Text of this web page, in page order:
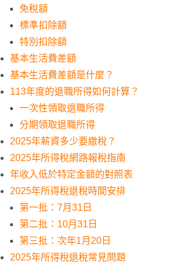
免稅額
標準扣除額
特別扣除額
基本生活費差額
基本生活費差額是什麼？
113年度的退職所得如何計算？
一次性領取退職所得
分期領取退職所得
2025年薪資多少要繳稅？
2025年所得稅網路報稅指南
年收入低於特定金額的對照表
2025年所得稅退稅時間安排
第一批：7月31日
第二批：10月31日
第三批：次年1月20日
2025年所得稅退稅常見問題